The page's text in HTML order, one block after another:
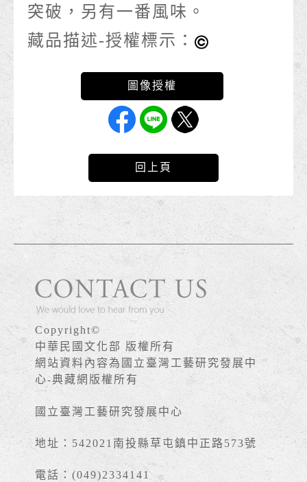
突破，另有一番風味。
藏品描述-授權標示：
回上頁
Copyright©
中華民國文化部 版權所有
網站資料內容為國立臺灣工藝研究發展中
心-典藏網版權所有
國立臺灣工藝研究發展中心
地址：542021南投縣草屯鎮中正路573號
電話：(049)2334141